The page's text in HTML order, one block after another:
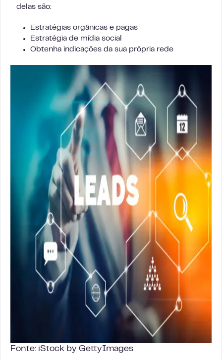
delas são:
Estratégias orgânicas e pagas
Estratégia de mídia social
Obtenha indicações da sua própria rede
Fonte: iStock by GettyImages